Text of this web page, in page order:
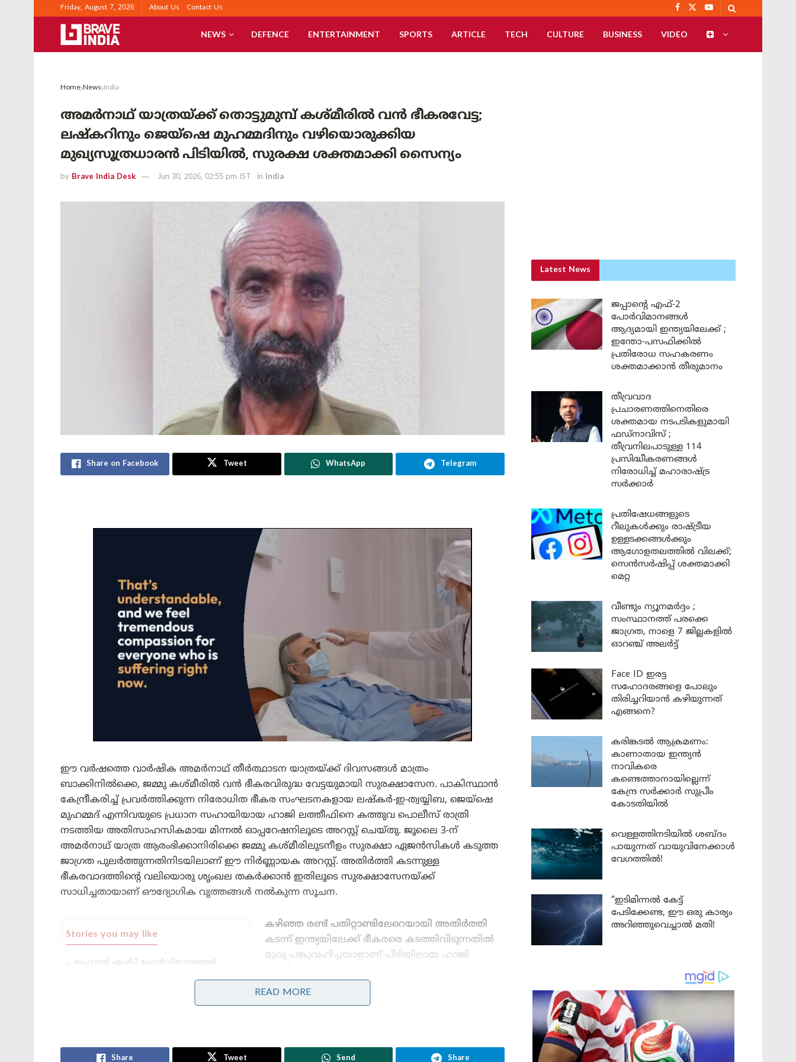
Friday, August 7, 2026 About Us Contact Us
NEWS DEFENCE ENTERTAINMENT SPORTS ARTICLE TECH CULTURE BUSINESS VIDEO
Home News India
അമർനാഥ് യാത്രയ്ക്ക് തൊട്ടുമുമ്പ് കശ്മീരിൽ വൻ ഭീകരവേട്ട;
ലഷ്കറിനും ജെയ്ഷെ മുഹമ്മദിനും വഴിയൊരുക്കിയ
മുഖ്യസൂത്രധാരൻ പിടിയിൽ, സുരക്ഷ ശക്തമാക്കി സൈന്യം
by Brave India Desk Jun 30, 2026, 02:55 pm IST in India
Share on Facebook Tweet WhatsApp Telegram
ഈ വർഷത്തെ വാർഷിക അമർനാഥ് തീർത്ഥാടന യാത്രയ്ക്ക് ദിവസങ്ങൾ മാത്രം
ബാക്കിനിൽക്കെ, ജമ്മു കശ്മീരിൽ വൻ ഭീകരവിരുദ്ധ വേട്ടയുമായി സുരക്ഷാസേന. പാകിസ്ഥാൻ
കേന്ദ്രീകരിച്ച് പ്രവർത്തിക്കുന്ന നിരോധിത ഭീകര സംഘടനകളായ ലഷ്കർ-ഇ-ത്വയ്യിബ, ജെയ്ഷെ
മുഹമ്മദ് എന്നിവയുടെ പ്രധാന സഹായിയായ ഹാജി ലത്തീഫിനെ കത്തുവ പൊലീസ് രാത്രി
നടത്തിയ അതിസാഹസികമായ മിന്നൽ ഓപ്പറേഷനിലൂടെ അറസ്റ്റ് ചെയ്തു. ജൂലൈ 3-ന്
അമർനാഥ് യാത്ര ആരംഭിക്കാനിരിക്കെ ജമ്മു കശ്മീരിലുടനീളം സുരക്ഷാ ഏജൻസികൾ കടുത്ത
ജാഗ്രത പുലർത്തുന്നതിനിടയിലാണ് ഈ നിർണ്ണായക അറസ്റ്റ്. അതിർത്തി കടന്നുള്ള
ഭീകരവാദത്തിന്റെ വലിയൊരു ശൃംഖല തകർക്കാൻ ഇതിലൂടെ സുരക്ഷാസേനയ്ക്ക്
സാധിച്ചതായാണ് ഔദ്യോഗിക വൃത്തങ്ങൾ നൽകുന്ന സൂചന.
Stories you may like
ജപ്പാന്റെ എഫ്-2 പോർവിമാനങ്ങൾ
പസഫിക്കിൽ പ്രതിരോധ സഹകരണം
മഹാരാഷ്ട്ര സർക്കാർ
കഴിഞ്ഞ രണ്ട് പതിറ്റാണ്ടിലേറെയായി അതിർത്തി
കടന്ന് ഇന്ത്യയിലേക്ക് ഭീകരരെ കടത്തിവിടുന്നതിൽ
മുഖ്യ പങ്കുവഹിച്ചയാളാണ് പിടിയിലായ ഹാജി
പാകിസ്ഥാനിൽ നിന്നും കശ്മീരിലേക്ക് കടക്കുന്ന
ഭീകരർക്ക് ഒളിത്താവളങ്ങളും ആയുധങ്ങളും
ഇന്ത്യയിലേക്ക് നുഴഞ്ഞുകയറാൻ ഇയാൾ നേരിട്ട്
READ MORE
Share Tweet Send Share
Latest News
ജപ്പാന്റെ എഫ്-2
പോർവിമാനങ്ങൾ
ആദ്യമായി ഇന്ത്യയിലേക്ക് ;
ഇന്തോ-പസഫിക്കിൽ
പ്രതിരോധ സഹകരണം
ശക്തമാക്കാൻ തീരുമാനം
തീവ്രവാദ
പ്രചാരണത്തിനെതിരെ
ശക്തമായ നടപടികളുമായി
ഫഡ്നാവിസ് ;
തീവ്രനിലപാടുള്ള 114
പ്രസിദ്ധീകരണങ്ങൾ
നിരോധിച്ച് മഹാരാഷ്ട്ര
സർക്കാർ
പ്രതിഷേധങ്ങളുടെ
റീലുകൾക്കും രാഷ്ട്രീയ
ഉള്ളടക്കങ്ങൾക്കും
ആഗോളതലത്തിൽ വിലക്ക്;
സെൻസർഷിപ്പ് ശക്തമാക്കി
മെറ്റ
വീണ്ടും ന്യൂനമർദ്ദം ;
സംസ്ഥാനത്ത് പരക്കെ
ജാഗ്രത, നാളെ 7 ജില്ലകളിൽ
ഓറഞ്ച് അലർട്ട്
Face ID ഇരട്ട
സഹോദരങ്ങളെ പോലും
തിരിച്ചറിയാൻ കഴിയുന്നത്
എങ്ങനെ?
കരിങ്കടൽ ആക്രമണം:
കാണാതായ ഇന്ത്യൻ
നാവികരെ
കണ്ടെത്താനായില്ലെന്ന്
കേന്ദ്ര സർക്കാർ സുപ്രീം
കോടതിയിൽ
വെള്ളത്തിനടിയിൽ ശബ്ദം
പായുന്നത് വായുവിനേക്കാൾ
വേഗത്തിൽ!
“ഇടിമിന്നൽ കേട്ട്
പേടിക്കേണ്ട, ഈ ഒരു കാര്യം
അറിഞ്ഞുവെച്ചാൽ മതി!